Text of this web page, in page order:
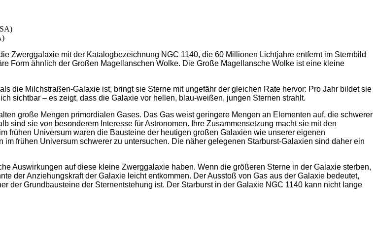
Zwerggalaxie mit der Katalogbezeichnung NGC 1140, die 60 Millionen Lichtjahre entfernt im Sternbild
Form ähnlich der Großen Magellanschen Wolke. Die Große Magellansche Wolke ist eine kleine
die Milchstraßen-Galaxie ist, bringt sie Sterne mit ungefähr der gleichen Rate hervor: Pro Jahr bildet sie
sichtbar – es zeigt, dass die Galaxie vor hellen, blau-weißen, jungen Sternen strahlt.
große Mengen primordialen Gases. Das Gas weist geringere Mengen an Elementen auf, die schwerer
sind sie von besonderem Interesse für Astronomen. Ihre Zusammensetzung macht sie mit den
frühen Universum waren die Bausteine der heutigen großen Galaxien wie unserer eigenen
frühen Universum schwerer zu untersuchen. Die näher gelegenen Starburst-Galaxien sind daher ein
Auswirkungen auf diese kleine Zwerggalaxie haben. Wenn die größeren Sterne in der Galaxie sterben,
der Anziehungskraft der Galaxie leicht entkommen. Der Ausstoß von Gas aus der Galaxie bedeutet,
der Grundbausteine der Sternentstehung ist. Der Starburst in der Galaxie NGC 1140 kann nicht lange